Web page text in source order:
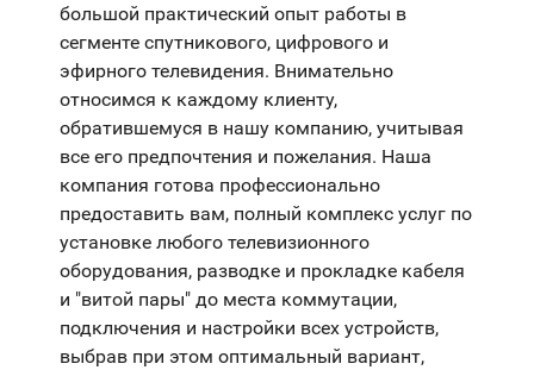
большой практический опыт работы в
сегменте спутникового, цифрового и
эфирного телевидения. Внимательно
относимся к каждому клиенту,
обратившемуся в нашу компанию, учитывая
все его предпочтения и пожелания. Наша
компания готова профессионально
предоставить вам, полный комплекс услуг по
установке любого телевизионного
оборудования, разводке и прокладке кабеля
и "витой пары" до места коммутации,
подключения и настройки всех устройств,
выбрав при этом оптимальный вариант,